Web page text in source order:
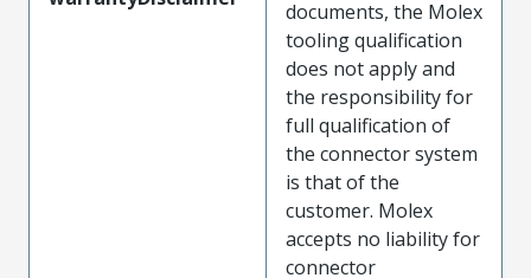
documents, the Molex
tooling qualification
does not apply and
the responsibility for
full qualification of
the connector system
is that of the
customer. Molex
accepts no liability for
connector